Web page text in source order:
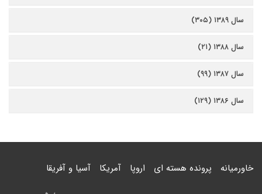
سال ۱۳۸۹ (۳۰۵)
سال ۱۳۸۸ (۲۱)
سال ۱۳۸۷ (۹۹)
سال ۱۳۸۶ (۱۲۹)
خاورمیانه پرونده هسته ای اروپا آمریکا آسیا و آفریقا